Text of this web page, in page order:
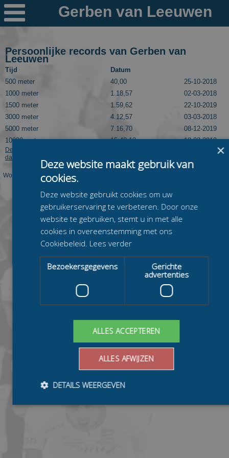

Nieuws
Ploegen
PR's
Schaatspeloton.nl
Persoonlijke records van Gerben van
Leeuwen
Tijd
Datum
500 meter
40,00
25-10-2018
1000 meter
1.18,57
02-03-2018
1500 meter
1.59,62
22-10-2019
3000 meter
4.12,57
03-03-2018
5000 meter
7.16,70
08-12-2019
10000 meter
15.48,13 18-03-2019
Deze informatie kan worden getoond dankzij Speedskatingresults.com. Kijk
daar voor meer langebaanuitslagen van Gerben van Leeuwen.
Worden op deze pagina niet de juiste PR's van deze rijder getoond? Laat dit dan
even weten via
×
Deze website maakt gebruik van
cookies.
Deze website gebruikt cookies om uw
gebruikerservaring te verbeteren. Door onze
website te gebruiken, stemt u in met alle
cookies in overeenstemming met ons
Cookiebeleid. Lees verder
Bezoekersgegevens
Gerichte
advertenties
ALLES ACCEPTEREN
ALLES AFWIJZEN
DETAILS WEERGEVEN